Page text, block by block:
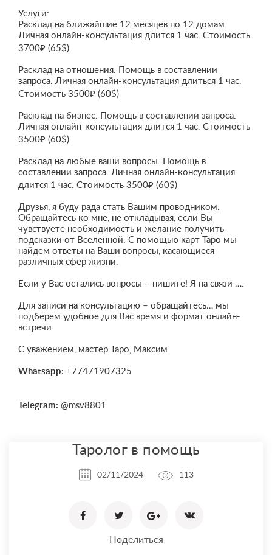
Услуги:
Расклад на ближайшие 12 месяцев по 12 домам.
Личная онлайн-консультация длится 1 час. Стоимость
3700₽ (65$)
Расклад на отношения. Помощь в составлении
запроса. Личная онлайн-консультация длиться 1 час.
Стоимость 3500₽ (60$)
Расклад на бизнес. Помощь в составлении запроса.
Личная онлайн-консультация длится 1 час. Стоимость
3500₽ (60$)
Расклад на любые ваши вопросы. Помощь в
составлении запроса. Личная онлайн-консультация
длится 1 час. Стоимость 3500₽ (60$)
Друзья, я буду рада стать Вашим проводником.
Обращайтесь ко мне, не откладывая, если Вы
чувствуете необходимость и желание получить
подсказки от Вселенной. С помощью карт Таро мы
найдем ответы на Ваши вопросы, касающиеся
различных сфер жизни.
Если у Вас остались вопросы – пишите! Я на связи ….
Для записи на консультацию – обращайтесь… мы
подберем удобное для Вас время и формат онлайн-
встречи.
С уважением, мастер Таро, Максим
Whatsapp: +77471907325
Telegram: @msv8801
Таролог в помощь
02/11/2024 113
Поделиться